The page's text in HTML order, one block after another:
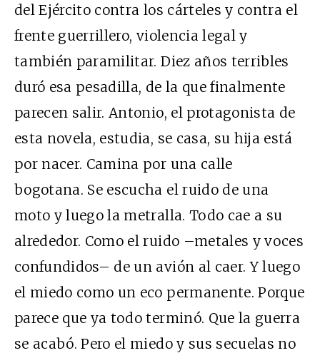
del Ejército contra los cárteles y contra el
frente guerrillero, violencia legal y
también paramilitar. Diez años terribles
duró esa pesadilla, de la que finalmente
parecen salir. Antonio, el protagonista de
esta novela, estudia, se casa, su hija está
por nacer. Camina por una calle
bogotana. Se escucha el ruido de una
moto y luego la metralla. Todo cae a su
alrededor. Como el ruido –metales y voces
confundidos– de un avión al caer. Y luego
el miedo como un eco permanente. Porque
parece que ya todo terminó. Que la guerra
se acabó. Pero el miedo y sus secuelas no